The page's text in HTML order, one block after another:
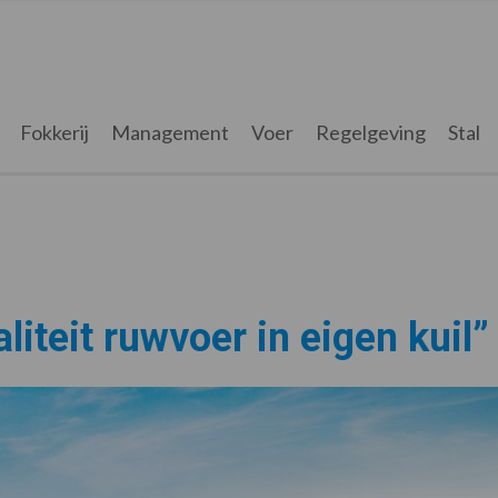
Fokkerij Management Voer Regelgeving Stal
ruwvoer in eigen kuil”